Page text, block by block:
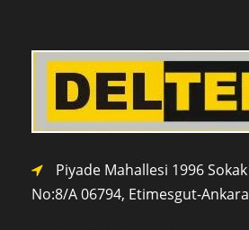
Piyade Mahallesi 1996 Sokak
No:8/A 06794, Etimesgut-Ankara